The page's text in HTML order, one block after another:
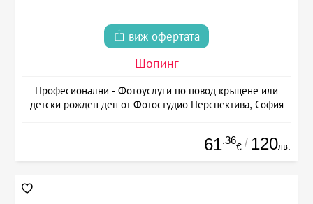
виж офертата
Шопинг
Професионални - Фотоуслуги по повод кръщене или
детски рожден ден от Фотостудио Перспектива, София
61.36
€ / 120лв.